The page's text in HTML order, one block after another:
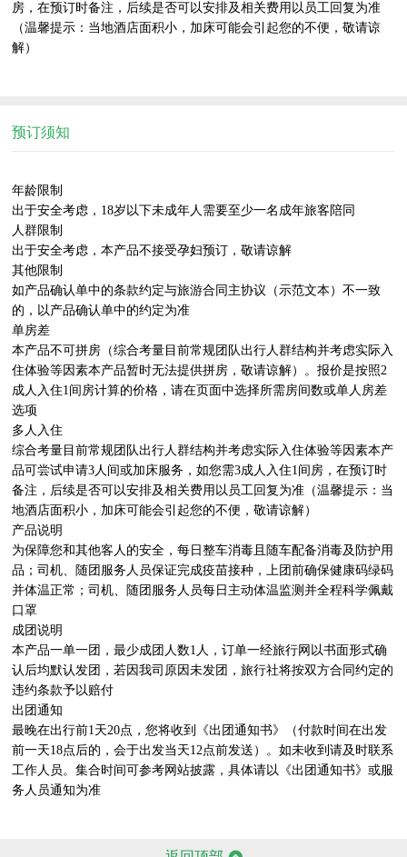
房，在预订时备注，后续是否可以安排及相关费用以员工回复为准
（温馨提示：当地酒店面积小，加床可能会引起您的不便，敬请谅
解）
预订须知
年龄限制
出于安全考虑，18岁以下未成年人需要至少一名成年旅客陪同
人群限制
出于安全考虑，本产品不接受孕妇预订，敬请谅解
其他限制
如产品确认单中的条款约定与旅游合同主协议（示范文本）不一致
的，以产品确认单中的约定为准
单房差
本产品不可拼房（综合考量目前常规团队出行人群结构并考虑实际入
住体验等因素本产品暂时无法提供拼房，敬请谅解）。报价是按照2
成人入住1间房计算的价格，请在页面中选择所需房间数或单人房差
选项
多人入住
综合考量目前常规团队出行人群结构并考虑实际入住体验等因素本产
品可尝试申请3人间或加床服务，如您需3成人入住1间房，在预订时
备注，后续是否可以安排及相关费用以员工回复为准（温馨提示：当
地酒店面积小，加床可能会引起您的不便，敬请谅解）
产品说明
为保障您和其他客人的安全，每日整车消毒且随车配备消毒及防护用
品；司机、随团服务人员保证完成疫苗接种，上团前确保健康码绿码
并体温正常；司机、随团服务人员每日主动体温监测并全程科学佩戴
口罩
成团说明
本产品一单一团，最少成团人数1人，订单一经旅行网以书面形式确
认后均默认发团，若因我司原因未发团，旅行社将按双方合同约定的
违约条款予以赔付
出团通知
最晚在出行前1天20点，您将收到《出团通知书》（付款时间在出发
前一天18点后的，会于出发当天12点前发送）。如未收到请及时联系
工作人员。集合时间可参考网站披露，具体请以《出团通知书》或服
务人员通知为准